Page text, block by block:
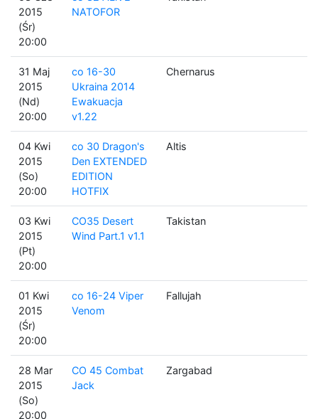
2015
(Śr)
20:00
NATOFOR
31 Maj
2015
(Nd)
20:00
co 16-30
Ukraina 2014
Ewakuacja
v1.22
Chernarus
04 Kwi
2015
(So)
20:00
co 30 Dragon's
Den EXTENDED
EDITION
HOTFIX
Altis
03 Kwi
2015
(Pt)
20:00
CO35 Desert
Wind Part.1 v1.1
Takistan
01 Kwi
2015
(Śr)
20:00
co 16-24 Viper
Venom
Fallujah
28 Mar
2015
(So)
20:00
CO 45 Combat
Jack
Zargabad